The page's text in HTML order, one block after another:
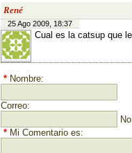
René
25 Ago 2009, 18:37
Cual es la catsup que
* Nombre:
Correo:
* Mi Comentario es: